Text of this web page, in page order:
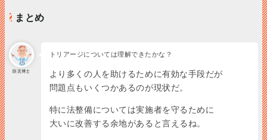
まとめ
防災博士
トリアージについては理解できたかな？
より多くの人を助けるために有効な手段だが
問題点もいくつかあるのが現状だ。
特に法整備については実施者を守るために
大いに改善する余地があると言えるね。